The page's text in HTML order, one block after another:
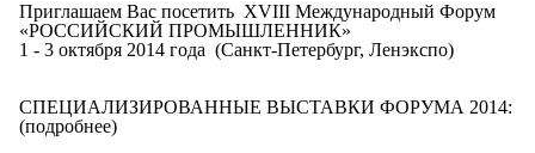
Приглашаем Вас посетить XVIII Международный Форум
«РОССИЙСКИЙ ПРОМЫШЛЕННИК»
1 - 3 октября 2014 года (Санкт-Петербург, Ленэкспо)
СПЕЦИАЛИЗИРОВАННЫЕ ВЫСТАВКИ ФОРУМА 2014:
(подробнее)